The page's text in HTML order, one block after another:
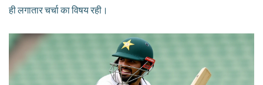
ही लगातार चर्चा का विषय रही।